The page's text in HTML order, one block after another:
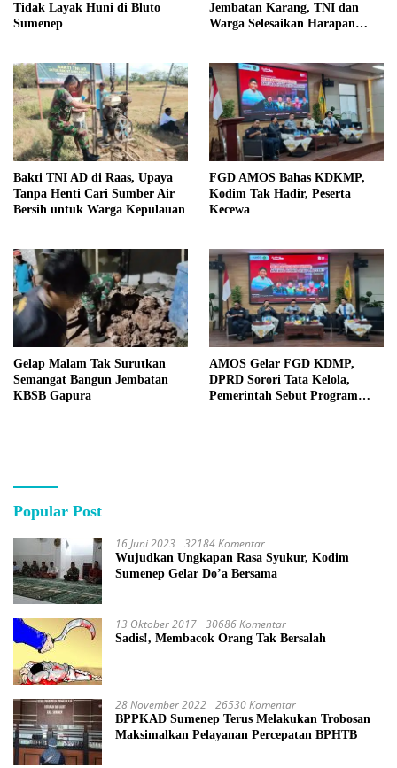
Tidak Layak Huni di Bluto
Sumenep
Jembatan Karang, TNI dan
Warga Selesaikan Harapan
Bakti TNI AD di Raas, Upaya
Tanpa Henti Cari Sumber Air
Bersih untuk Warga Kepulauan
FGD AMOS Bahas KDKMP,
Kodim Tak Hadir, Peserta
Kecewa
Gelap Malam Tak Surutkan
Semangat Bangun Jembatan
KBSB Gapura
AMOS Gelar FGD KDMP,
DPRD Sorori Tata Kelola,
Pemerintah Sebut Program
Popular Post
16 Juni 2023 32184 Komentar
Wujudkan Ungkapan Rasa Syukur, Kodim
Sumenep Gelar Do’a Bersama
13 Oktober 2017 30686 Komentar
Sadis!, Membacok Orang Tak Bersalah
28 November 2022 26530 Komentar
BPPKAD Sumenep Terus Melakukan Trobosan
Maksimalkan Pelayanan Percepatan BPHTB